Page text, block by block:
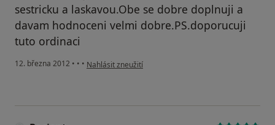
sestricku a laskavou.Obe se dobre doplnuji a
davam hodnoceni velmi dobre.PS.doporucuji
tuto ordinaci
12. března 2012 • • • podle názoru uživatele dolejsi
Nahlásit zneužití